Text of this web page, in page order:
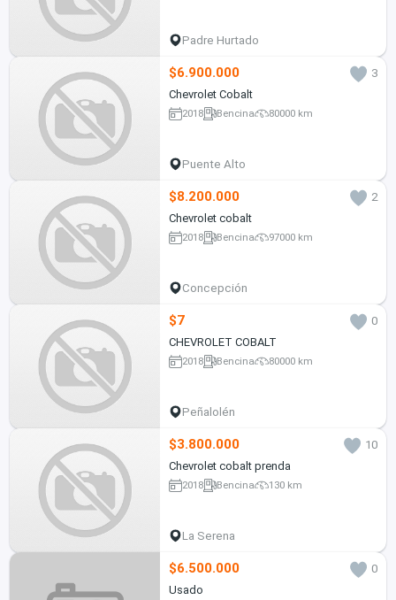
Padre Hurtado
$6.900.000
3
Chevrolet Cobalt
2018 Bencina 80000 km
Puente Alto
$8.200.000
2
Chevrolet cobalt
2018 Bencina 97000 km
Concepción
$7
0
CHEVROLET COBALT
2018 Bencina 80000 km
Peñalolén
$3.800.000
10
Chevrolet cobalt prenda
2018 Bencina 130 km
La Serena
$6.500.000
0
Usado